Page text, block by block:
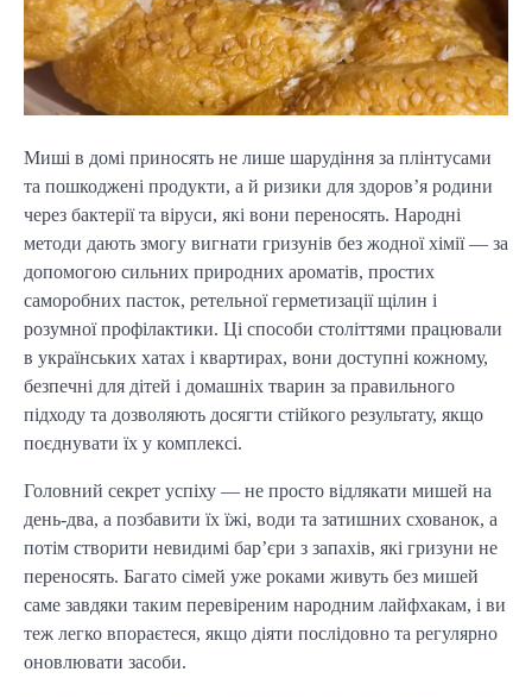
Миші в домі приносять не лише шарудіння за плінтусами
та пошкоджені продукти, а й ризики для здоров’я родини
через бактерії та віруси, які вони переносять. Народні
методи дають змогу вигнати гризунів без жодної хімії — за
допомогою сильних природних ароматів, простих
саморобних пасток, ретельної герметизації щілин і
розумної профілактики. Ці способи століттями працювали
в українських хатах і квартирах, вони доступні кожному,
безпечні для дітей і домашніх тварин за правильного
підходу та дозволяють досягти стійкого результату, якщо
поєднувати їх у комплексі.
Головний секрет успіху — не просто відлякати мишей на
день-два, а позбавити їх їжі, води та затишних схованок, а
потім створити невидимі бар’єри з запахів, які гризуни не
переносять. Багато сімей уже роками живуть без мишей
саме завдяки таким перевіреним народним лайфхакам, і ви
теж легко впораєтеся, якщо діяти послідовно та регулярно
оновлювати засоби.